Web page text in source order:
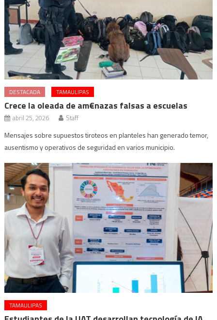
DESTACADA TAMAULIPAS
Crece la oleada de am€nazas falsas a escuelas
abril 25, 2026 Staff
Mensajes sobre supuestos tiroteos en planteles han generado temor,
ausentismo y operativos de seguridad en varios municipio.
TAMAULIPAS